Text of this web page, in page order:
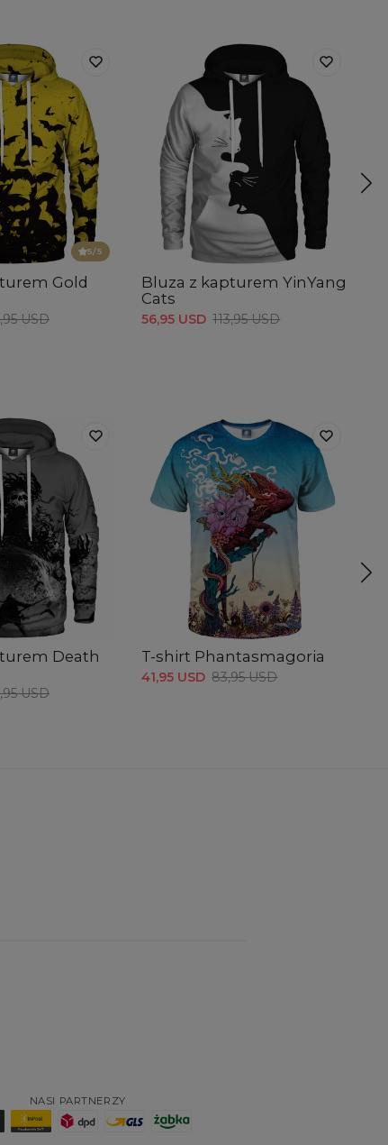
5/5
Gold
USD
Bluza z kapturem YinYang
Cats
56,95 USD 113,95 USD
Death
USD
T-shirt Phantasmagoria
41,95 USD 83,95 USD
NASI PARTNERZY